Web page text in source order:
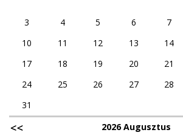
o
B
3
4 5 6 7
10
11 12 13 14
17
18 19 20 21
24
25 26 27 28
31
2026 Augusztus